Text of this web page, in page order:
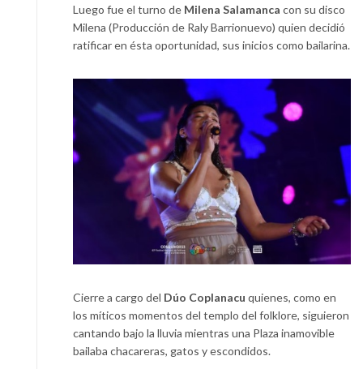
Luego fue el turno de Milena Salamanca con su disco
Milena (Producción de Raly Barrionuevo) quien decidió
ratificar en ésta oportunidad, sus inicios como bailarina.
Cierre a cargo del Dúo Coplanacu quienes, como en
los míticos momentos del templo del folklore, siguieron
cantando bajo la lluvia mientras una Plaza inamovible
bailaba chacareras, gatos y escondidos.